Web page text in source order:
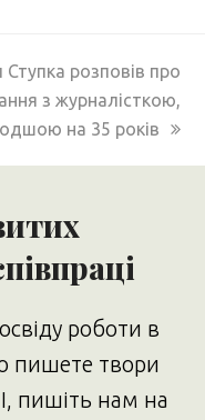
Ступка розповів про
з журналісткою,
на 35 років
роботи в
пишете твори
пишіть нам на